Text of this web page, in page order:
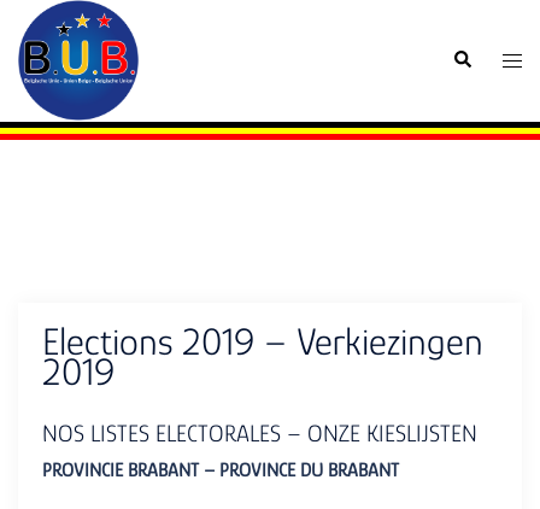
content
Search
Elections 2019 – Verkiezingen
2019
NOS LISTES ELECTORALES – ONZE KIESLIJSTEN
PROVINCIE BRABANT – PROVINCE DU BRABANT